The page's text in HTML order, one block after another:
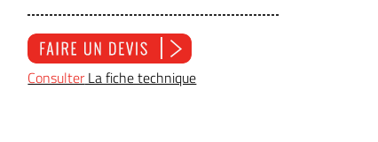
ConsulterLa fiche technique